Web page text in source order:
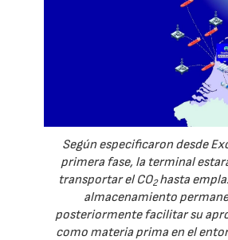
Según especificaron desde
primera fase, la terminal
transportar el CO2hasta
almacenamiento
posteriormente facilitar su
como materia prima en el